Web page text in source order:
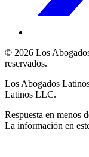
© 2026 Los
reservados.
Los Abogados
Latinos LLC.
Respuesta en menos
La información en